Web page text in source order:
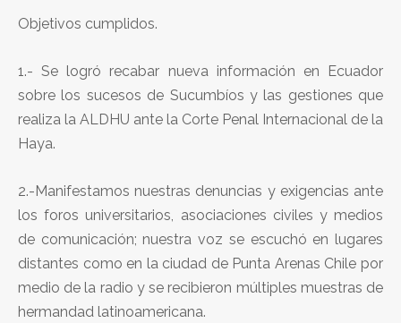
Objetivos cumplidos.
1.- Se logró recabar nueva información en Ecuador
sobre los sucesos de Sucumbíos y las gestiones que
realiza la ALDHU ante la Corte Penal Internacional de la
Haya.
2.-Manifestamos nuestras denuncias y exigencias ante
los foros universitarios, asociaciones civiles y medios
de comunicación; nuestra voz se escuchó en lugares
distantes como en la ciudad de Punta Arenas Chile por
medio de la radio y se recibieron múltiples muestras de
hermandad latinoamericana.